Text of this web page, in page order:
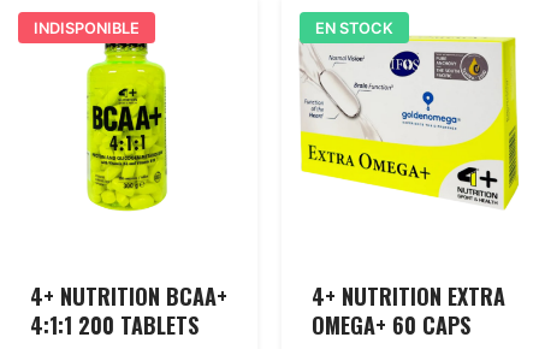
INDISPONIBLE
4+ NUTRITION BCAA+
4:1:1 200 TABLETS
EN STOCK
4+ NUTRITION EXTRA
OMEGA+ 60 CAPS